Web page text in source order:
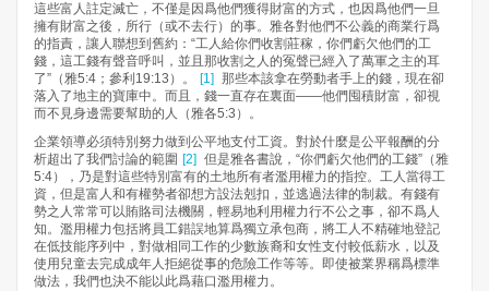
這些富人註定滅亡，不僅是因爲他們獲得財富的方式，也因爲他們一旦
擁有財富之後，所行（或不去行）的事。雅各對他們不公義的商業行爲
的指責，讓人聯想到舊約：“工人給你們收割莊稼，你們虧欠他們的工
錢，這工錢有聲音呼叫，並且那收割之人的冤聲已經入了萬軍之主的耳
了”（雅5:4；參利19:13）。
[1] 那些本該拿在勞動者手上的錢，現在卻
落入了地主的寶庫中。而且，錢一直存在裏面——他們囤積財富，卻視
而不見身邊需要幫助的人（雅各5:3）。
企業領導必須特別努力做到公平地支付工資。對於什麼是公平報酬的分
析超出了我們討論的範圍 [2] 但是雅各書說，“你們虧欠他們的工錢”（雅
5:4），乃是對這些特別富有的土地所有者濫用權力的指控。工人當得工
資，但是富人和有權勢者卻想方設法剋扣，並逃過法律的制裁。有錢有
勢之人常常可以賄賂司法機關，輕易地利用權力行不公之事，卻不爲人
知。濫用權力包括將員工錯誤地算爲獨立承包商，將工人不精確地登記
在低技能序列中，對做相同工作的少數族裔和女性支付較低薪水，以及
使用兒童去完成成年人拒絕從事的危險工作等等。即使被業界稱爲標準
做法，我們也決不能以此爲藉口濫用權力。